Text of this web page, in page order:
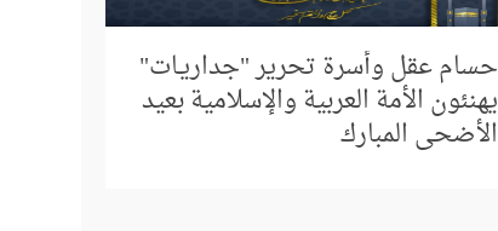
حسام عقل وأسرة تحرير "جداريـات"
يهنئون الأمة العربية والإسلامية بعيد
الأضحى المبارك